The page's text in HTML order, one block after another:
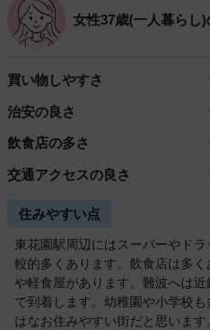
女性37歳(一人暮らし
買い物しやすさ
治安の良さ
飲食店の多さ
交通アクセスの良さ
住みやすい点
東花園駅周辺にはスーパーやド
較的多くあります。飲食店は多
や軽食屋があります。難波へは
で到着します。幼稚園や小学校
はなお住みやすい街だと思います